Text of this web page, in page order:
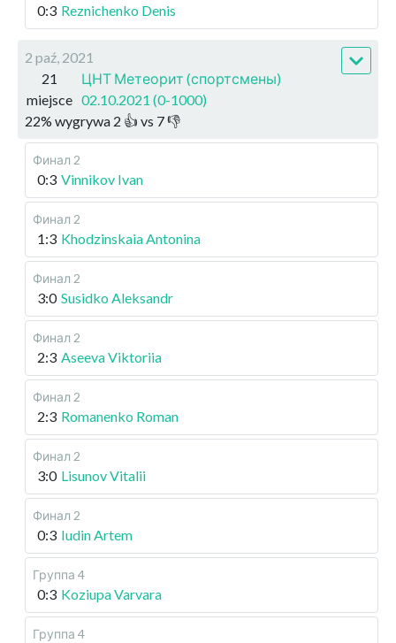
0:3 Reznichenko Denis
2 paź, 2021
21
miejsce
ЦНТ Метеорит (спортсмены)
02.10.2021 (0-1000)
22% wygrywa 2 👍 vs 7👎
Финал 2
0:3 Vinnikov Ivan
Финал 2
1:3 Khodzinskaia Antonina
Финал 2
3:0 Susidko Aleksandr
Финал 2
2:3 Aseeva Viktoriia
Финал 2
2:3 Romanenko Roman
Финал 2
3:0 Lisunov Vitalii
Финал 2
0:3 Iudin Artem
Группа 4
0:3 Koziupa Varvara
Группа 4